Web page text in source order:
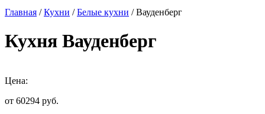
Главная /Кухни /Белые кухни / Вауденберг
Кухня Вауденберг
Цена:
от 60294 руб.